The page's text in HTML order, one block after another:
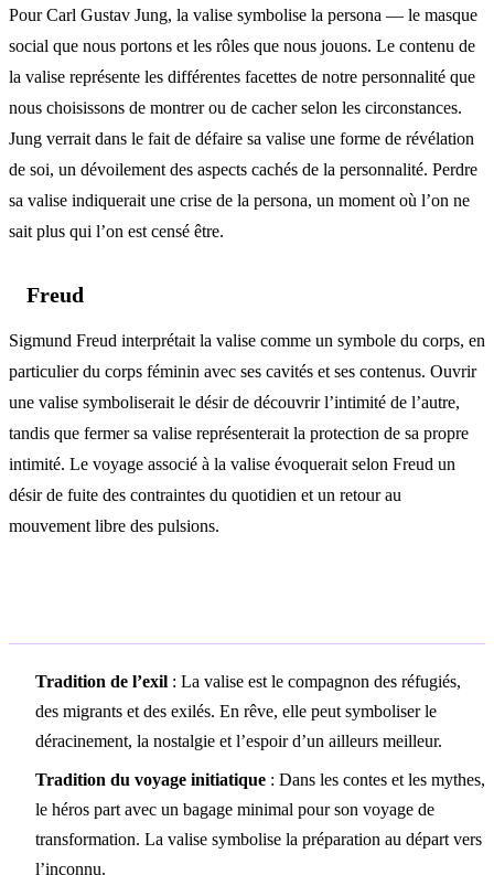
Pour Carl Gustav Jung, la valise symbolise la persona — le masque
social que nous portons et les rôles que nous jouons. Le contenu de
la valise représente les différentes facettes de notre personnalité que
nous choisissons de montrer ou de cacher selon les circonstances.
Jung verrait dans le fait de défaire sa valise une forme de révélation
de soi, un dévoilement des aspects cachés de la personnalité. Perdre
sa valise indiquerait une crise de la persona, un moment où l’on ne
sait plus qui l’on est censé être.
Freud
Sigmund Freud interprétait la valise comme un symbole du corps, en
particulier du corps féminin avec ses cavités et ses contenus. Ouvrir
une valise symboliserait le désir de découvrir l’intimité de l’autre,
tandis que fermer sa valise représenterait la protection de sa propre
intimité. Le voyage associé à la valise évoquerait selon Freud un
désir de fuite des contraintes du quotidien et un retour au
mouvement libre des pulsions.
Tradition de l’exil : La valise est le compagnon des réfugiés,
des migrants et des exilés. En rêve, elle peut symboliser le
déracinement, la nostalgie et l’espoir d’un ailleurs meilleur.
Tradition du voyage initiatique : Dans les contes et les mythes,
le héros part avec un bagage minimal pour son voyage de
transformation. La valise symbolise la préparation au départ vers
l’inconnu.